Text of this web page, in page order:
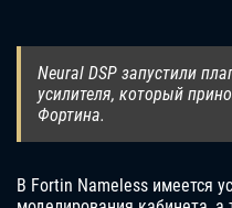
Neural DSP запустили
усилителя, который
Фортина.
В Fortin Nameless имеется